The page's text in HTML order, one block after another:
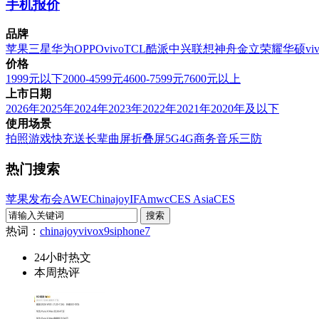
手机报价
品牌
苹果三星华为OPPOvivoTCL酷派中兴联想神舟金立荣耀华硕
价格
1999元以下2000-4599元4600-7599元7600元以上
上市日期
2026年2025年2024年2023年2022年2021年2020年及以下
使用场景
拍照游戏快充送长辈曲屏折叠屏5G4G商务音乐三防
热门搜索
苹果发布会AWEChinajoyIFAmwcCES AsiaCES
热词： chinajoyvivox9siphone7
24小时热文
本周热评